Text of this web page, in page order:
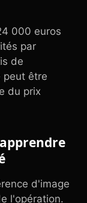
000 euros
par
de
peut être
du prix
d'image
l'opération.